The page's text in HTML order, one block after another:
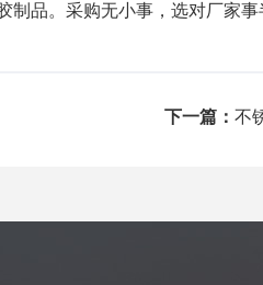
品。采购无小事，选对厂家
下一篇： 不